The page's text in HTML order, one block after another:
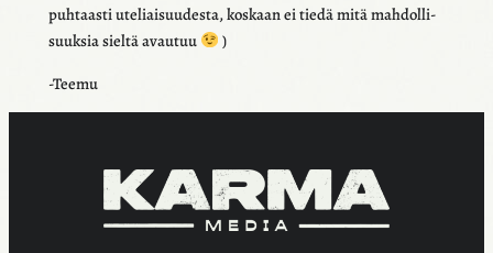
puhtaasti uteliai­suu­desta, koskaan ei tiedä mitä mahdol­li­
suuk­sia sieltä avau­tuu
)
-Teemu